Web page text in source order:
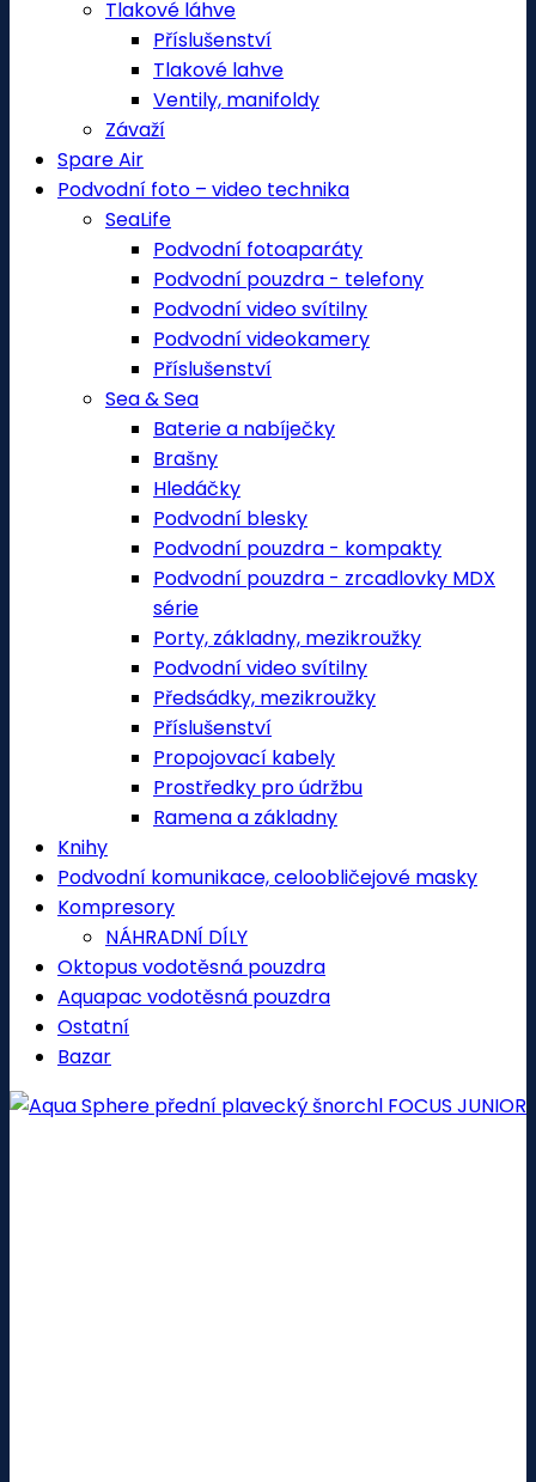
Tlakové láhve
Příslušenství
Tlakové lahve
Ventily, manifoldy
Závaží
Spare Air
Podvodní foto – video technika
SeaLife
Podvodní fotoaparáty
Podvodní pouzdra - telefony
Podvodní video svítilny
Podvodní videokamery
Příslušenství
Sea & Sea
Baterie a nabíječky
Brašny
Hledáčky
Podvodní blesky
Podvodní pouzdra - kompakty
Podvodní pouzdra - zrcadlovky MDX
série
Porty, základny, mezikroužky
Podvodní video svítilny
Předsádky, mezikroužky
Příslušenství
Propojovací kabely
Prostředky pro údržbu
Ramena a základny
Knihy
Podvodní komunikace, celoobličejové masky
Kompresory
NÁHRADNÍ DÍLY
Oktopus vodotěsná pouzdra
Aquapac vodotěsná pouzdra
Ostatní
Bazar